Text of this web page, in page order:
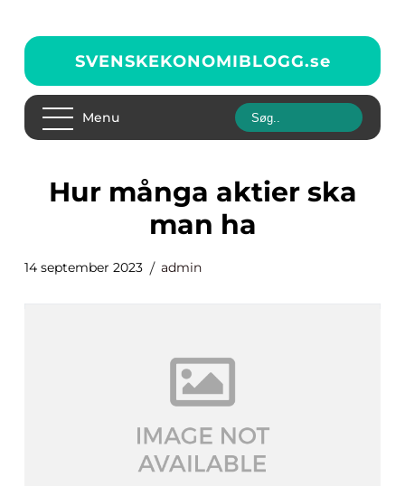
SVENSKEKONOMIBLOGG.se
Menu
hur många aktier ska
man ha
14 september 2023 admin